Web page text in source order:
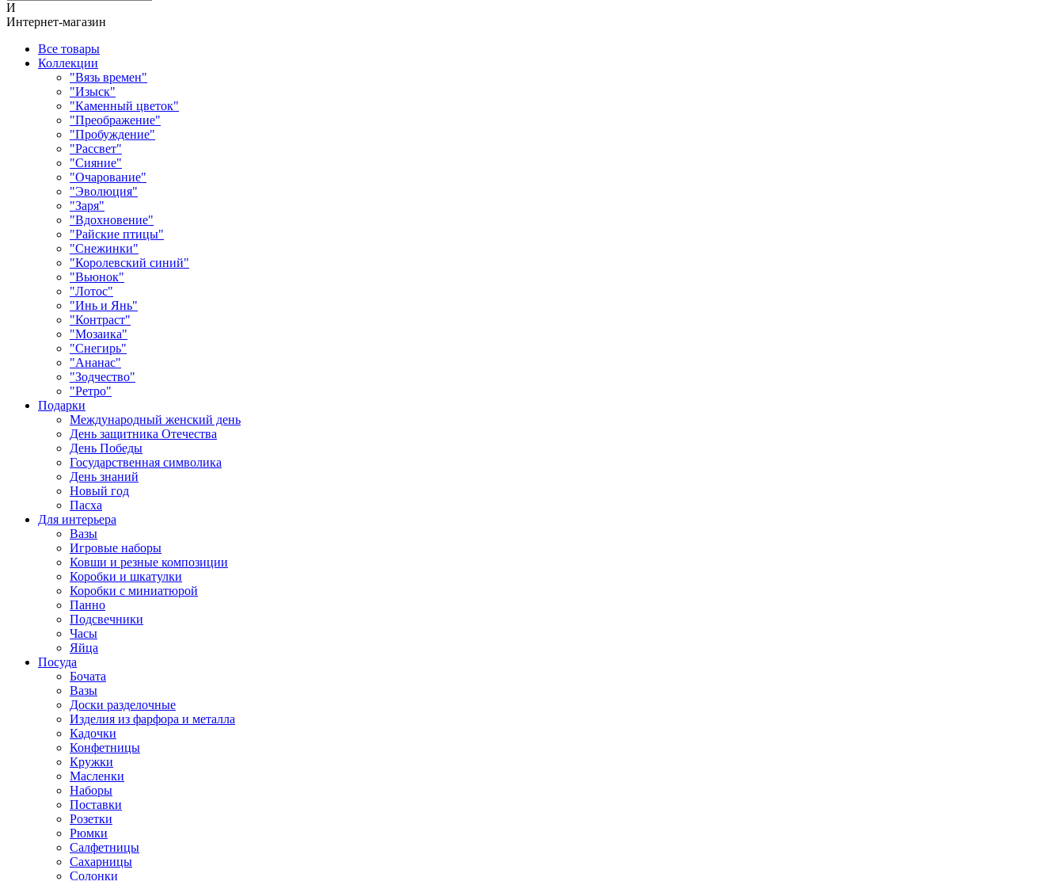
И
Интернет-магазин
Все товары
Коллекции
"Вязь времен"
"Изыск"
"Каменный цветок"
"Преображение"
"Пробуждение"
"Рассвет"
"Сияние"
"Очарование"
"Эволюция"
"Заря"
"Вдохновение"
"Райские птицы"
"Снежинки"
"Королевский синий"
"Вьюнок"
"Лотос"
"Инь и Янь"
"Контраст"
"Мозаика"
"Снегирь"
"Ананас"
"Зодчество"
"Ретро"
Подарки
Международный женский день
День защитника Отечества
День Победы
Государственная символика
День знаний
Новый год
Пасха
Для интерьера
Вазы
Игровые наборы
Ковши и резные композиции
Коробки и шкатулки
Коробки с миниатюрой
Панно
Подсвечники
Часы
Яйца
Посуда
Бочата
Вазы
Доски разделочные
Изделия из фарфора и металла
Кадочки
Конфетницы
Кружки
Масленки
Наборы
Поставки
Розетки
Рюмки
Салфетницы
Сахарницы
Солонки